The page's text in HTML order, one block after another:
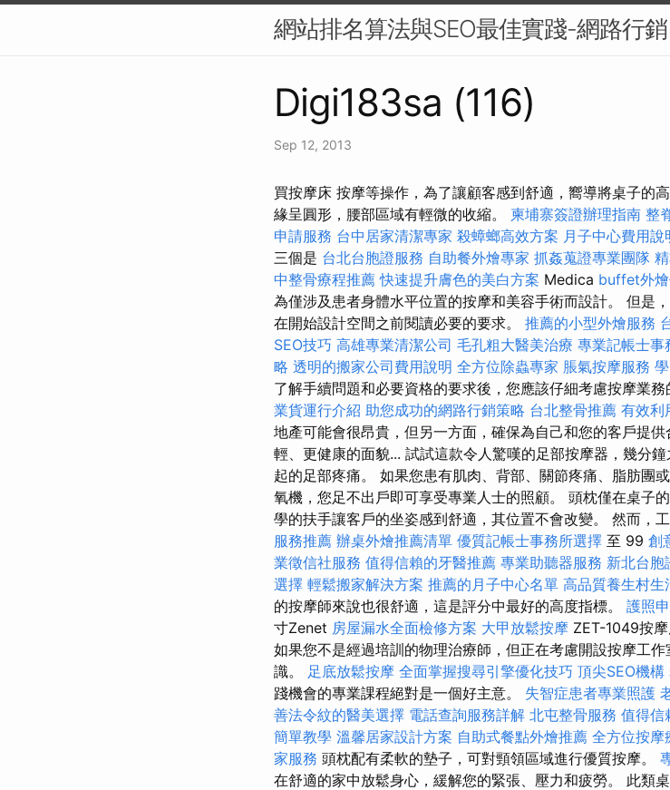
網站排名算法與SEO最佳實踐-網路行銷
Digi183sa (116)
Sep 12, 2013
買按摩床 按摩等操作，為了讓顧客感到舒適，嚮導將桌子的
緣呈圓形，腰部區域有輕微的收縮。 柬埔寨簽證辦理指南 整
申請服務 台中居家清潔專家 殺蟑螂高效方案 月子中心費用說
三個是 台北台胞證服務 自助餐外燴專家 抓姦蒐證專業團隊
中整骨療程推薦快速提升膚色的美白方案 Medica buffet外
為僅涉及患者身體水平位置的按摩和美容手術而設計。 但是
在開始設計空間之前閱讀必要的要求。 推薦的小型外燴服務
SEO技巧 高雄專業清潔公司 毛孔粗大醫美治療 專業記帳士事
略 透明的搬家公司費用說明 全方位除蟲專家 脹氣按摩服務
了解手續問題和必要資格的要求後，您應該仔細考慮按摩業務
業貨運行介紹 助您成功的網路行銷策略 台北整骨推薦 有效利
地產可能會很昂貴，但另一方面，確保為自己和您的客戶提
輕、更健康的面貌... 試試這款令人驚嘆的足部按摩器，幾分
起的足部疼痛。 如果您患有肌肉、背部、關節疼痛、脂肪團
氧機，您足不出戶即可享受專業人士的照顧。 頭枕僅在桌子
學的扶手讓客戶的坐姿感到舒適，其位置不會改變。 然而，
服務推薦 辦桌外燴推薦清單 優質記帳士事務所選擇 至 99 創
業徵信社服務 值得信賴的牙醫推薦 專業助聽器服務 新北台胞
選擇 輕鬆搬家解決方案 推薦的月子中心名單 高品質養生村生
的按摩師來說也很舒適，這是評分中最好的高度指標。 護照
寸Zenet 房屋漏水全面檢修方案 大甲放鬆按摩 ZET-1049按
如果您不是經過培訓的物理治療師，但正在考慮開設按摩工
識。 足底放鬆按摩 全面掌握搜尋引擎優化技巧 頂尖SEO機構
踐機會的專業課程絕對是一個好主意。 失智症患者專業照護
善法令紋的醫美選擇 電話查詢服務詳解 北屯整骨服務 值得信
簡單教學 溫馨居家設計方案 自助式餐點外燴推薦 全方位按摩
家服務 頭枕配有柔軟的墊子，可對頸領區域進行優質按摩。
在舒適的家中放鬆身心，緩解您的緊張、壓力和疲勞。 此類